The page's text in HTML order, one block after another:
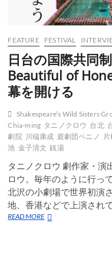
FEATURE FESTIVAL
日台の国際共同
Beautiful of
幕を開ける
Shakespeare’s Wild Sisters
Chia-ming タニノクロウ 台北
劇院 川端康成 庭劇団ペニノ
池 金子清文 銭湯
タニノクロウ 劇作家・演
ロウ。毎年のように行っ
北沢の小劇場で世界初演
地、香港などで上演され
READ MORE日